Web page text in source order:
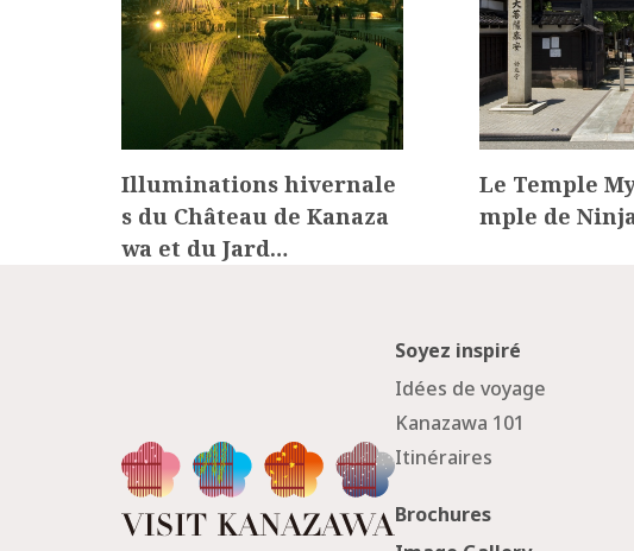
Illuminations hivernale
s du Château de Kanaza
wa et du Jard…
Le Temple
mple de
Soyez inspiré
Idées de voyage
Kanazawa 101
Itinéraires
Brochures